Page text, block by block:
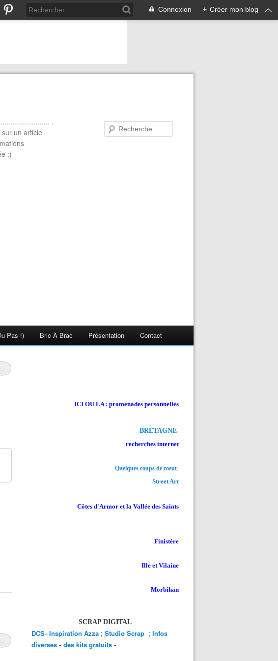
Connexion + Créer mon blog
.
un article
:)
Pas !) Bric À Brac Présentation Contact
ICI OU LA : promenades personnelles
BRETAGNE
recherches internet
Quelques coups de coeur
Street Art
Côtes d'Armor et la Vallée des Saints
Finistère
Ille et Vilaine
Morbihan
SCRAP DIGITAL
DCS- Inspiration Azza ; Studio Scrap ; Infos
diverses - des kits gratuits -